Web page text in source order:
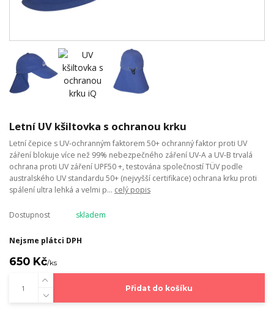
Letní UV kšiltovka s ochranou krku
Letní čepice s UV-ochranným faktorem 50+ ochranný faktor proti UV
záření blokuje více než 99% nebezpečného záření UV-A a UV-B trvalá
ochrana proti UV záření UPF50 +, testována společností TÜV podle
australského UV standardu 50+ (nejvyšší certifikace) ochrana krku proti
spálení ultra lehká a velmi p... celý popis
Dostupnost skladem
Nejsme plátci DPH
650 Kč/ks
Přidat do košíku